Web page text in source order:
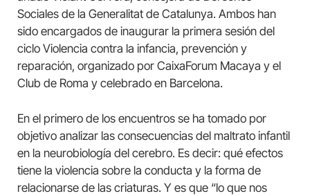
Sociales de la Generalitat de Catalunya. Ambos han
sido encargados de inaugurar la primera sesión del
ciclo Violencia contra la infancia, prevención y
reparación, organizado por CaixaForum Macaya y el
Club de Roma y celebrado en Barcelona.
En el primero de los encuentros se ha tomado por
objetivo analizar las consecuencias del maltrato infantil
en la neurobiología del cerebro. Es decir: qué efectos
tiene la violencia sobre la conducta y la forma de
relacionarse de las criaturas. Y es que “lo que nos